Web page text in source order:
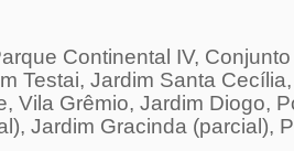
Continental IV, Conjunto
Testai, Jardim Santa
Vila Grêmio, Jardim Diogo,
Jardim Gracinda (parcial),